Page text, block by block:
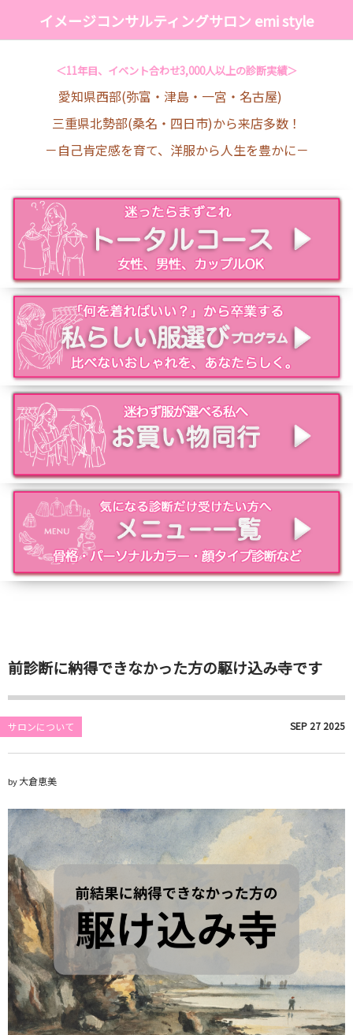
イメージコンサルティングサロン emi style
＜11年目、イベント合わせ3,000人以上の診断実績＞
愛知県西部(弥富・津島・一宮・名古屋)
三重県北勢部(桑名・四日市)から来店多数！
－自己肯定感を育て、洋服から人生を豊かに－
前診断に納得できなかった方の駆け込み寺です
サロンについて SEP 27 2025
by大倉恵美